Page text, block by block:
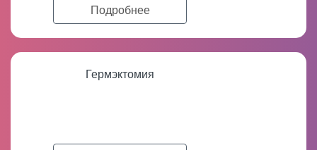
Подробнее
Гермэктомия